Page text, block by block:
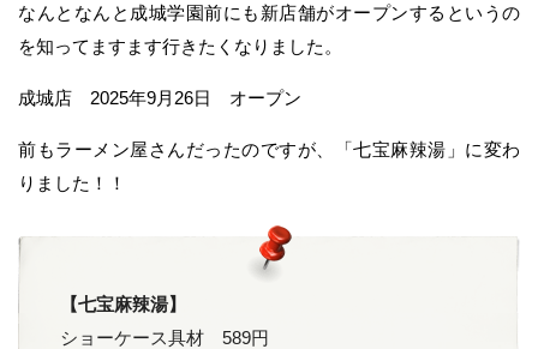
なんとなんと成城学園前にも新店舗がオープンするというの
を知ってますます行きたくなりました。
成城店 2025年9月26日 オープン
前もラーメン屋さんだったのですが、「七宝麻辣湯」に変わ
りました！！
【七宝麻辣湯】
ショーケース具材 589円